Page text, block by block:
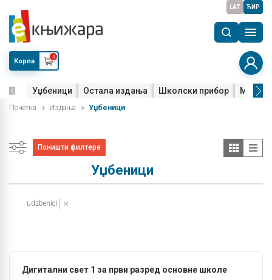
LAT ЋИР
Корпа
0
Уџбеници Остала издања Школски прибор Мала
Почетна Издања Уџбеници
Поништи филтере
Уџбеници
udzbenici
Дигитални свет 1 за први разред основне школе